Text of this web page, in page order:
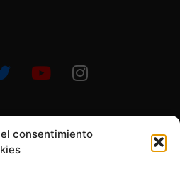
consentimiento